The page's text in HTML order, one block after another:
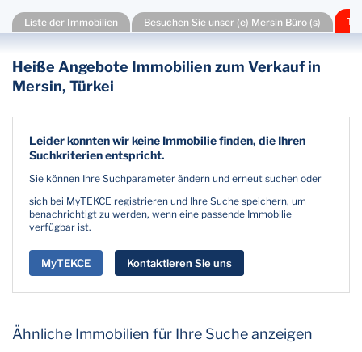
Liste der Immobilien Besuchen Sie unser (e) Mersin Büro (s)
Heiße Angebote Immobilien zum Verkauf in
Mersin, Türkei
Leider konnten wir keine Immobilie finden, die Ihren
Suchkriterien entspricht.
Sie können Ihre Suchparameter ändern und erneut suchen oder
sich bei MyTEKCE registrieren und Ihre Suche speichern, um
benachrichtigt zu werden, wenn eine passende Immobilie
verfügbar ist.
MyTEKCE Kontaktieren Sie uns
Ähnliche Immobilien für Ihre Suche anzeigen